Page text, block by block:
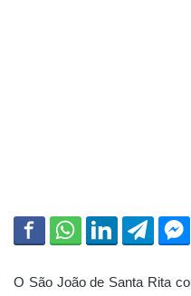
O São João de Santa Rita